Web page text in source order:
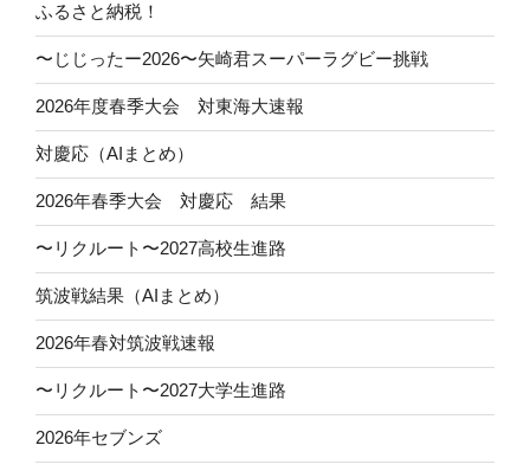
ふるさと納税！
〜じじったー2026〜矢崎君スーパーラグビー挑戦
2026年度春季大会 対東海大速報
対慶応（AIまとめ）
2026年春季大会 対慶応 結果
〜リクルート〜2027高校生進路
筑波戦結果（AIまとめ）
2026年春対筑波戦速報
〜リクルート〜2027大学生進路
2026年セブンズ